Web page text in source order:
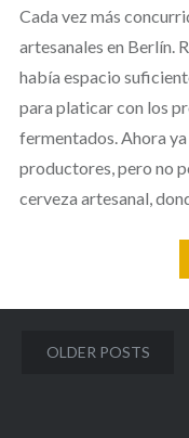
Cada vez más
artesanales en Berlín.
había espacio
para platicar con los
fermentados. Ahora
productores, pero no
cerveza artesanal,
Posts
OLDER POSTS